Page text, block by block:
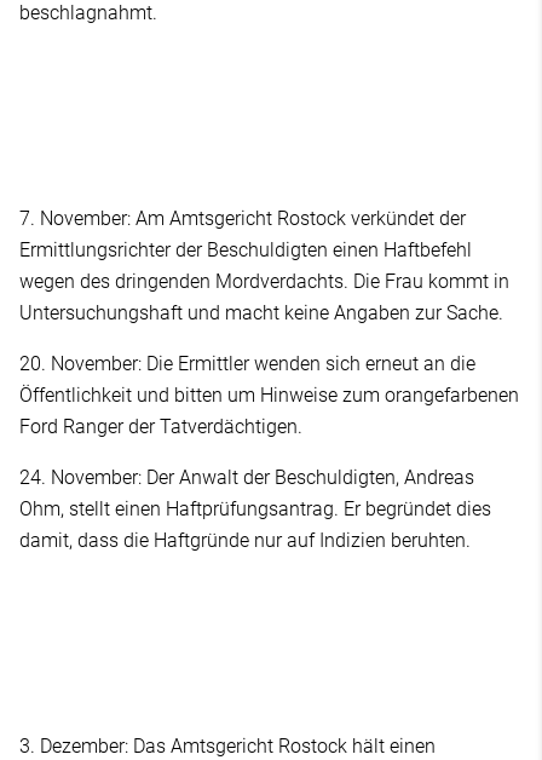
beschlagnahmt.
7. November: Am Amtsgericht Rostock verkündet der
Ermittlungsrichter der Beschuldigten einen Haftbefehl
wegen des dringenden Mordverdachts. Die Frau kommt in
Untersuchungshaft und macht keine Angaben zur Sache.
20. November: Die Ermittler wenden sich erneut an die
Öffentlichkeit und bitten um Hinweise zum orangefarbenen
Ford Ranger der Tatverdächtigen.
24. November: Der Anwalt der Beschuldigten, Andreas
Ohm, stellt einen Haftprüfungsantrag. Er begründet dies
damit, dass die Haftgründe nur auf Indizien beruhten.
3. Dezember: Das Amtsgericht Rostock hält einen